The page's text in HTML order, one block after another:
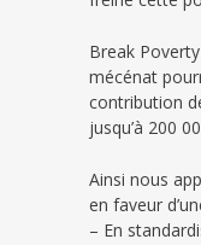
Break
mécénat
contribution
jusqu’à 200
Ainsi nous
en faveur
– En